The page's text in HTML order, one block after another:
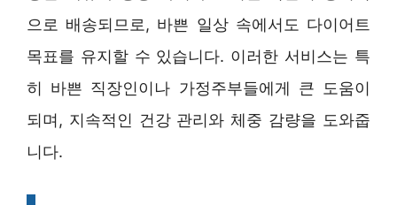
으로 배송되므로, 바쁜 일상 속에서도 다이어트
목표를 유지할 수 있습니다. 이러한 서비스는 특
히 바쁜 직장인이나 가정주부들에게 큰 도움이
되며, 지속적인 건강 관리와 체중 감량을 도와줍
니다.